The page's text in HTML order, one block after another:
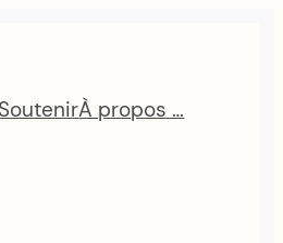
SoutenirÀ propos …